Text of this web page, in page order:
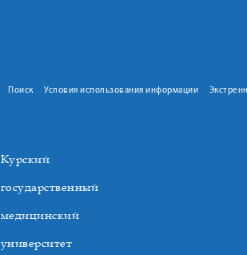
Поиск Условия использования информации
Курский
государственный
медицинский
университет